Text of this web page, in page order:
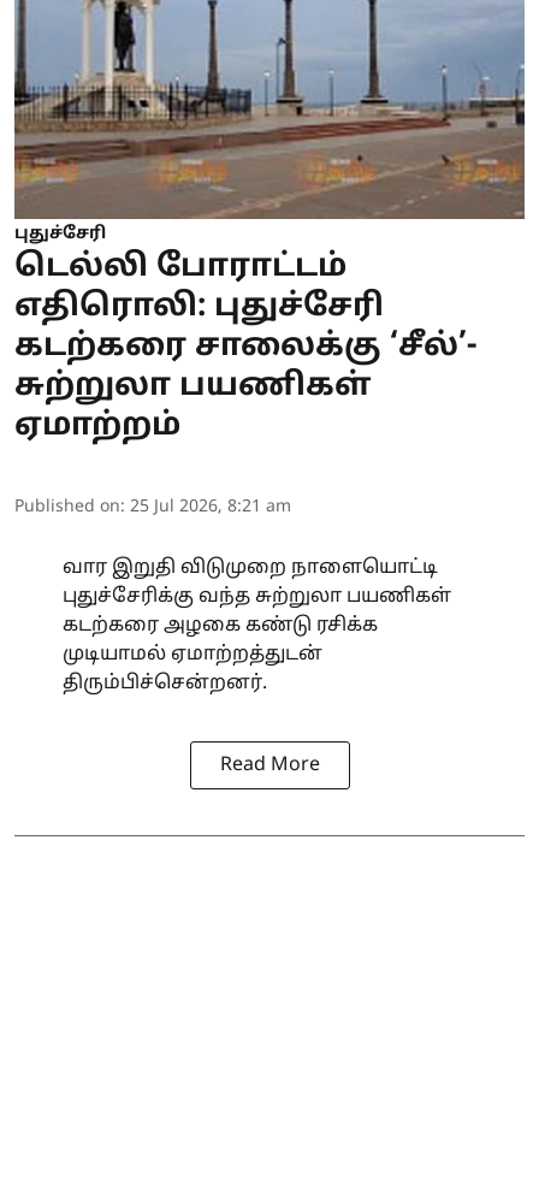
புதுச்சேரி
டெல்லி போராட்டம்
எதிரொலி: புதுச்சேரி
கடற்கரை சாலைக்கு ‘சீல்’-
சுற்றுலா பயணிகள்
ஏமாற்றம்
Published on: 25 Jul 2026, 8:21 am
வார இறுதி விடுமுறை நாளையொட்டி
புதுச்சேரிக்கு வந்த சுற்றுலா பயணிகள்
கடற்கரை அழகை கண்டு ரசிக்க
முடியாமல் ஏமாற்றத்துடன்
திரும்பிச்சென்றனர்.
Read More